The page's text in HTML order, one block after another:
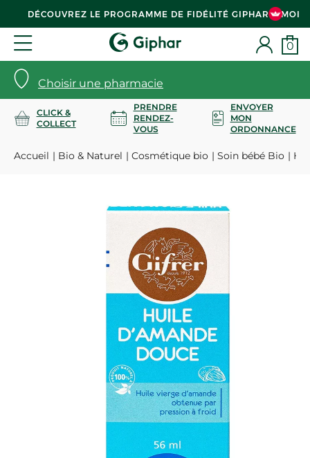
DÉCOUVREZ LE PROGRAMME DE FIDÉLITÉ GIPHAR & MOI
Choisir une pharmacie
0
CLICK &
COLLECT
PRENDRE
RENDEZ-
VOUS
ENVOYER
MON
ORDONNANCE
Accueil Bio & Naturel Cosmétique bio Soin bébé Bio